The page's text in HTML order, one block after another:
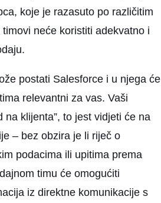
koje je razasuto po različitim
neće koristiti adekvatno i
postati Salesforce i u njega će
relevantni za vas. Vaši
na klijenta”, to jest vidjeti će na
– bez obzira je li riječ o
podacima ili upitima prema
timu će omogućiti
iz direktne komunikacije s